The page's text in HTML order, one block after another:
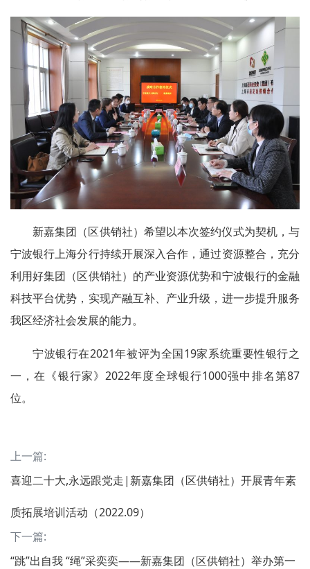
新嘉集团（区供销社）希望以本次签约仪式为契机，与
宁波银行上海分行持续开展深入合作，通过资源整合，充分
利用好集团（区供销社）的产业资源优势和宁波银行的金融
科技平台优势，实现产融互补、产业升级，进一步提升服务
我区经济社会发展的能力。
宁波银行在2021年被评为全国19家系统重要性银行之
一，在《银行家》2022年度全球银行1000强中排名第87
位。
上一篇:
喜迎二十大,永远跟党走|新嘉集团（区供销社）开展青年素
质拓展培训活动（2022.09）
下一篇:
“跳”出自我 “绳”采奕奕——新嘉集团（区供销社）举办第一